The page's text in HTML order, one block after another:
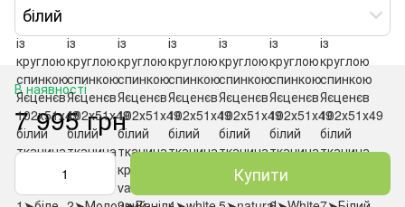
білий
В наявності
7 995 грн
Купити